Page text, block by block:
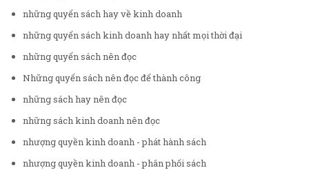
những quyển sách hay về kinh doanh
những quyển sách kinh doanh hay nhất mọi thời đại
những quyển sách nên đọc
Những quyển sách nên đọc để thành công
những sách hay nên đọc
những sách kinh doanh nên đọc
nhượng quyền kinh doanh - phát hành sách
nhượng quyền kinh doanh - phân phối sách